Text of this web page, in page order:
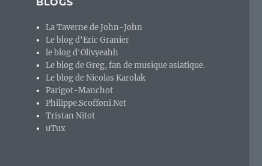
La Taverne de John-John
Le blog d'Eric Granier
le blog d'Olivyeahh
Le blog de Greg, fan de musique asiatique.
Le blog de Nicolas Karolak
Parigot-Manchot
Philippe.Scoffoni.Net
Tristan Nitot
uTux